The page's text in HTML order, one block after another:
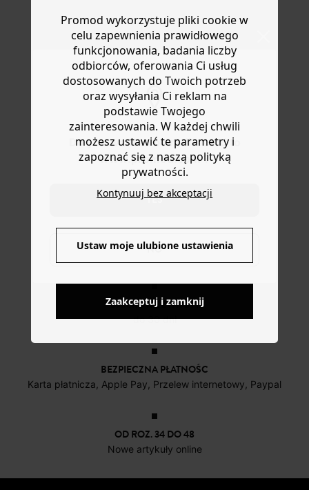
Do you want to be redirected to
www.promod.com ?
YES
NO
lub wymianę.
bawełniany materiał, który zapewnia idealne
dopasowanie. Rozkloszowany i falbaniasty krój.
Elastyczna talia. Podszewka. Wykonana z bawełny
organicznej, uprawianej bez pestycydów, nawozów
chemicznych i GMO w celu zachowania
bioróżnorodności.
DOSTAWA DO PACZKOMATÓW
4 do 6 dni roboczych
DARMOWE ZWROTY
do 30 dni
BEZPIECZNA PŁATNOŚC
Karta płatnicza, Apple Pay, Przelew internetowy, Paypal
OD ROZ. 34 DO 48
Nowe artykuły online
Promod wykorzystuje pliki cookie w
celu zapewnienia prawidłowego
funkcjonowania, badania liczby
odbiorców, oferowania Ci usług
dostosowanych do Twoich potrzeb
oraz wysyłania Ci reklam na
podstawie Twojego
zainteresowania. W każdej chwili
możesz ustawić te parametry i
zapoznać się z naszą polityką
prywatności.
Kontynuuj bez akceptacji
Ustaw moje ulubione ustawienia
Zaakceptuj i zamknij